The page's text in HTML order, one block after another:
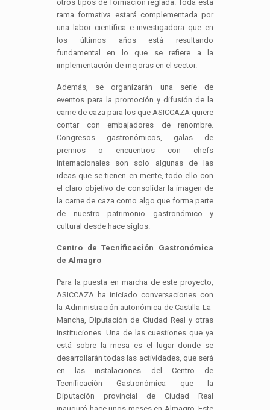
otros tipos de formación reglada. Toda esta
rama formativa estará complementada por
una labor científica e investigadora que en
los últimos años está resultando
fundamental en lo que se refiere a la
implementación de mejoras en el sector.
Además, se organizarán una serie de
eventos para la promoción y difusión de la
carne de caza para los que ASICCAZA quiere
contar con embajadores de renombre.
Congresos gastronómicos, galas de
premios o encuentros con chefs
internacionales son solo algunas de las
ideas que se tienen en mente, todo ello con
el claro objetivo de consolidar la imagen de
la carne de caza como algo que forma parte
de nuestro patrimonio gastronómico y
cultural desde hace siglos.
Centro de Tecnificación Gastronómica
de Almagro
Para la puesta en marcha de este proyecto,
ASICCAZA ha iniciado conversaciones con
la Administración autonómica de Castilla La-
Mancha, Diputación de Ciudad Real y otras
instituciones. Una de las cuestiones que ya
está sobre la mesa es el lugar donde se
desarrollarán todas las actividades, que será
en las instalaciones del Centro de
Tecnificación Gastronómica que la
Diputación provincial de Ciudad Real